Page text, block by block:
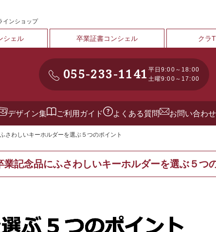
インショップ
シェル 卒業証書コンシェル クラ
055-233-1141 平日9:00～18:00
土曜9:00～17:00
デザイン集 ご利用ガイド よくある質問 お問い合わせ
さわしいキーホルダーを選ぶ５つのポイント
記念品にふさわしいキーホルダーを選ぶ５つ